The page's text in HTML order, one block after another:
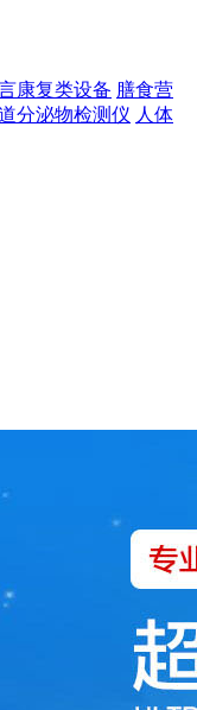
康复类设备 膳食营
分泌物检测仪 人体